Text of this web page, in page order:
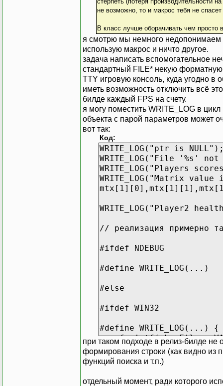
не возможно, то и макрос тебя не
В класс лучше оборачивать чем просто
я смотрю мы немного недопонимаем
использую макрос и ничто другое.
задача написать вспомогательное
стандартный FILE* некую
TTY игровую консоль, куда угодно в
иметь возможность отключить всё
билде каждый FPS на счету.
я могу поместить WRITE_LOG в
объекта с парой параметров может
вот так:
Код:
WRITE_LOG("ptr is
WRITE_LOG("File '%s'
WRITE_LOG("Players
WRITE_LOG("Matrix
WRITE_LOG("Player2
// реализация примерно
#ifdef NDEBUG
#define WRITE_LOG(...)
#else
#ifdef WIN32
#define WRITE_LOG(...)
char buf[512];
}
#endif
при таком подходе в релиз-билде
формирования строки (как видно из
функций поиска и т.п.)
отдельный момент, ради которого